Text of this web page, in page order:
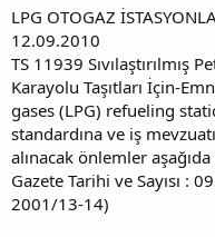
LPG OTOGAZ
12.09.2010
TS 11939 Sıvılaştırılmış
Karayolu Taşıtları İçin-
gases (LPG) refueling
standardına ve iş
alınacak önlemler
Gazete Tarihi ve Sayısı :
2001/13-14)